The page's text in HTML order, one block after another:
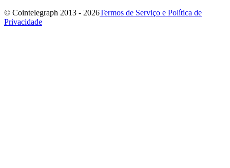
© Cointelegraph 2013 - 2026Termos de Serviço e Política de
Privacidade